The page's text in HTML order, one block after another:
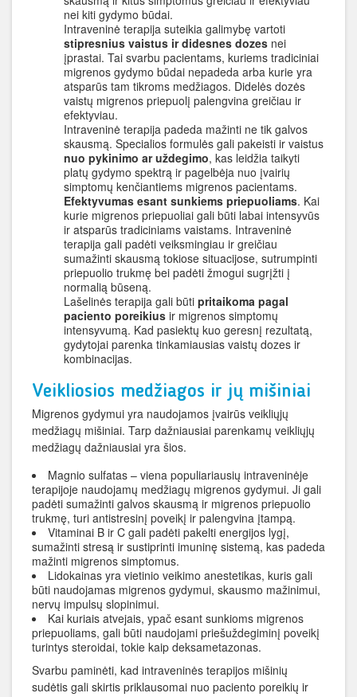
nei kiti gydymo būdai.
Intraveninė terapija suteikia galimybę vartoti
stipresnius vaistus ir didesnes dozes nei
įprastai. Tai svarbu pacientams, kuriems tradiciniai
migrenos gydymo būdai nepadeda arba kurie yra
atsparūs tam tikroms medžiagos. Didelės dozės
vaistų migrenos priepuolį palengvina greičiau ir
efektyviau.
Intraveninė terapija padeda mažinti ne tik galvos
skausmą. Specialios formulės gali pakeisti ir vaistus
nuo pykinimo ar uždegimo, kas leidžia taikyti
platų gydymo spektrą ir pagelbėja nuo įvairių
simptomų kenčiantiems migrenos pacientams.
Efektyvumas esant sunkiems priepuoliams. Kai
kurie migrenos priepuoliai gali būti labai intensyvūs
ir atsparūs tradiciniams vaistams. Intraveninė
terapija gali padėti veiksmingiau ir greičiau
sumažinti skausmą tokiose situacijose, sutrumpinti
priepuolio trukmę bei padėti žmogui sugrįžti į
normalią būseną.
Lašelinės terapija gali būti pritaikoma pagal
paciento poreikius ir migrenos simptomų
intensyvumą. Kad pasiektų kuo geresnį rezultatą,
gydytojai parenka tinkamiausias vaistų dozes ir
kombinacijas.
Veikliosios medžiagos ir jų mišiniai
Migrenos gydymui yra naudojamos įvairūs veikliųjų
medžiagų mišiniai. Tarp dažniausiai parenkamų veikliųjų
medžiagų dažniausiai yra šios.
Magnio sulfatas – viena populiariausių intraveninėje
terapijoje naudojamų medžiagų migrenos gydymui. Ji gali
padėti sumažinti galvos skausmą ir migrenos priepuolio
trukmę, turi antistresinį poveikį ir palengvina įtampą.
Vitaminai B ir C gali padėti pakelti energijos lygį,
sumažinti stresą ir sustiprinti imuninę sistemą, kas padeda
mažinti migrenos simptomus.
Lidokainas yra vietinio veikimo anestetikas, kuris gali
būti naudojamas migrenos gydymui, skausmo mažinimui,
nervų impulsų slopinimui.
Kai kuriais atvejais, ypač esant sunkioms migrenos
priepuoliams, gali būti naudojami priešuždegiminį poveikį
turintys steroidai, tokie kaip deksametazonas.
Svarbu paminėti, kad intraveninės terapijos mišinių
sudėtis gali skirtis priklausomai nuo paciento poreikių ir